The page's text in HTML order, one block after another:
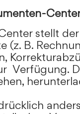
stellt
(z. B.
Verfügung.